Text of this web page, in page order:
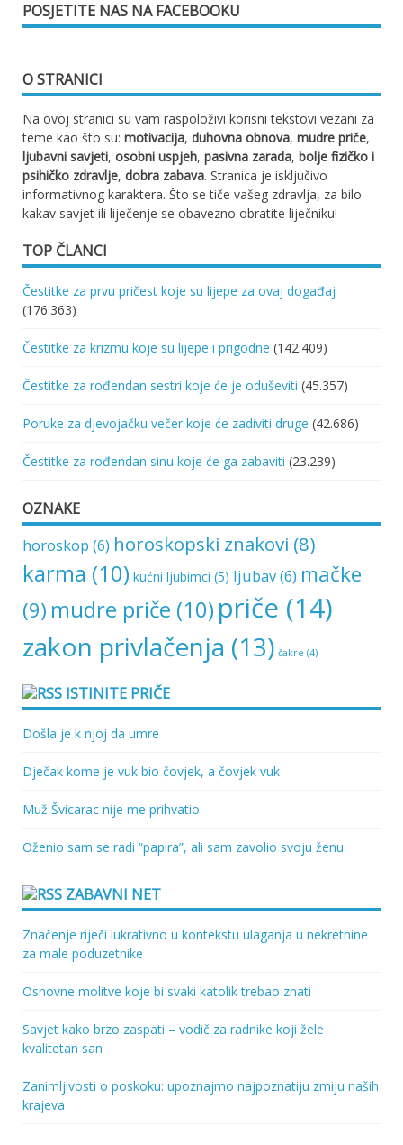
POSJETITE NAS NA FACEBOOKU
O STRANICI
Na ovoj stranici su vam raspoloživi korisni tekstovi vezani za
teme kao što su: motivacija, duhovna obnova, mudre priče,
ljubavni savjeti, osobni uspjeh, pasivna zarada, bolje fizičko i
psihičko zdravlje, dobra zabava. Stranica je isključivo
informativnog karaktera. Što se tiče vašeg zdravlja, za bilo
kakav savjet ili liječenje se obavezno obratite liječniku!
TOP ČLANCI
Čestitke za prvu pričest koje su lijepe za ovaj događaj
(176.363)
Čestitke za krizmu koje su lijepe i prigodne (142.409)
Čestitke za rođendan sestri koje će je oduševiti (45.357)
Poruke za djevojačku večer koje će zadiviti druge (42.686)
Čestitke za rođendan sinu koje će ga zabaviti (23.239)
OZNAKE
horoskop (6) horoskopski znakovi (8)
karma (10) kućni ljubimci (5) ljubav(6) mačke
(9) mudre priče (10) priče (14)
zakon privlačenja (13) čakre (4)
ISTINITE PRIČE
Došla je k njoj da umre
Dječak kome je vuk bio čovjek, a čovjek vuk
Muž Švicarac nije me prihvatio
Oženio sam se radi “papira”, ali sam zavolio svoju ženu
ZABAVNI NET
Značenje riječi lukrativno u kontekstu ulaganja u nekretnine
za male poduzetnike
Osnovne molitve koje bi svaki katolik trebao znati
Savjet kako brzo zaspati – vodič za radnike koji žele
kvalitetan san
Zanimljivosti o poskoku: upoznajmo najpoznatiju zmiju naših
krajeva